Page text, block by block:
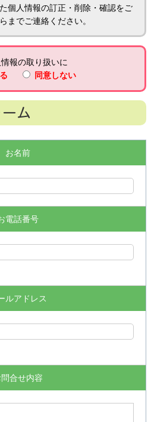
個人情報の訂正・削除・確認をご
までご連絡ください。
情報の取り扱いに
同意しない
ム
お名前
電話番号
ルアドレス
問合せ内容